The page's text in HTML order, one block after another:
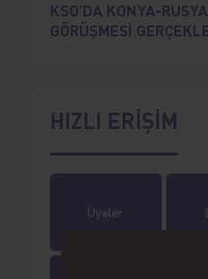
KSO’DA KONYA-
GÖRÜŞMESİ
HIZLI ERİŞİM
Üyeler